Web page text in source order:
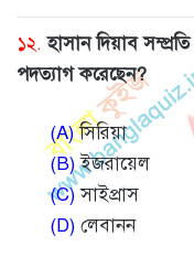
১২. হাসান দিয়াব
পদত্যাগ করেছেন?
(A)সিরিয়া
(B)ইজরায়েল
(C)সাইপ্রাস
(D) লেবানন